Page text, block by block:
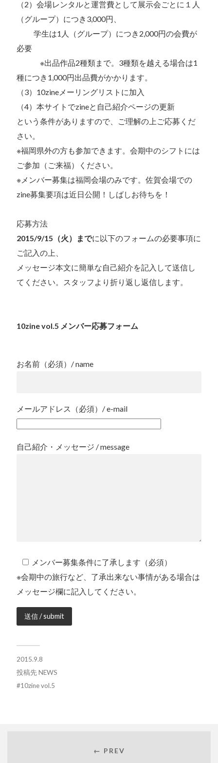
（2）会場レンタルと運営費として展示会ごとに１人
（グループ）につき3,000円、
学生は1人（グループ）につき2,000円の会費が
必要
※出品作品2種類まで。3種類を越える場合は1
種につき1,000円出品費がかかります。
（3）10zineメーリングリストに加入
（4）本サイトでzineと自己紹介ページの更新
という条件がありますので、ご理解の上ご応募くだ
さい。
※福岡県外の方も参加できます。会期中のシフトには
ご参加（ご来福）ください。
※メンバー募集は福岡会場のみです。佐賀会場での
zine募集要項は近日公開！しばしお待ちを！
応募方法
2015/9/15（火）までに以下のフォームの必要事項に
ご記入の上、
メッセージ本文に簡単な自己紹介を記入して送信し
てください。スタッフより折り返し返信します。
10zine vol.5 メンバー応募フォーム
お名前（必須）/ name
メールアドレス（必須）/ e-mail
自己紹介・メッセージ / message
メンバー募集条件に了承します（必須）
※会期中の旅行など、了承出来ない事情がある場合は
メッセージ欄に記入してください。
2015.9.8
投稿先NEWS
10zine vol.5
← PREV